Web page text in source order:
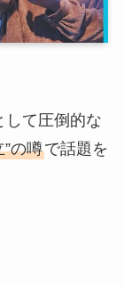
して圧倒的な
”の噂で話題を